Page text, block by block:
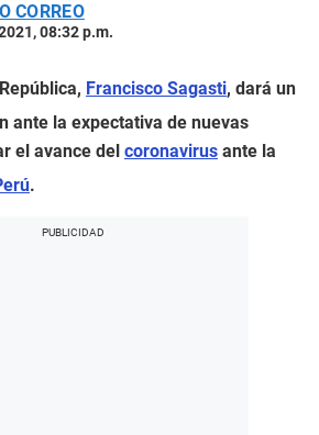
CORREO
08:32 p.m.
Francisco Sagasti, dará un
ante la expectativa de nuevas
el avance del coronavirus ante la
.